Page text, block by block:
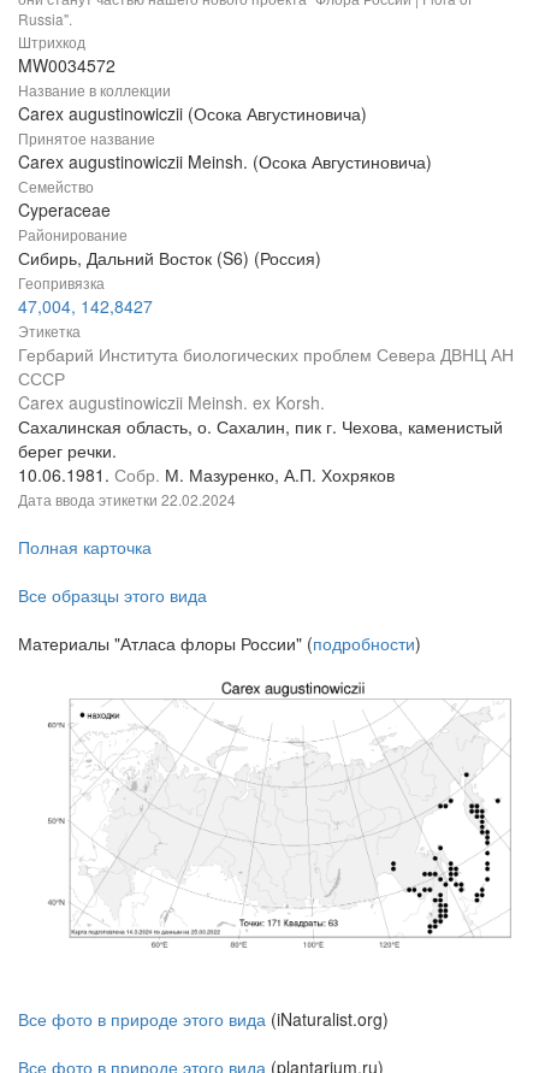
Russia".
Штрихкод
MW0034572
Название в коллекции
Carex augustinowiczii (Осока Августиновича)
Принятое название
Carex augustinowiczii Meinsh. (Осока Августиновича)
Семейство
Cyperaceae
Районирование
Сибирь, Дальний Восток (S6) (Россия)
Геопривязка
47,004, 142,8427
Этикетка
Гербарий Института биологических проблем Севера ДВНЦ АН
СССР
Carex augustinowiczii Meinsh. ex Korsh.
Сахалинская область, о. Сахалин, пик г. Чехова, каменистый
берег речки.
10.06.1981. Собр. М. Мазуренко, А.П. Хохряков
Дата ввода этикетки 22.02.2024
Полная карточка
Все образцы этого вида
Материалы "Атласа флоры России" (подробности)
Все фото в природе этого вида (iNaturalist.org)
Все фото в природе этого вида (plantarium.ru)